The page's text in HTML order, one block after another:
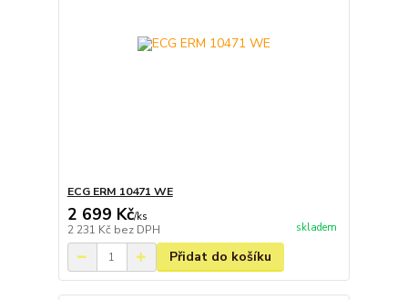
ECG ERM 10471 WE
2 699 Kč/ks
2 231 Kč bez DPH skladem
Přidat do košíku